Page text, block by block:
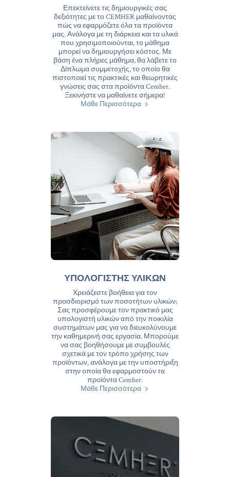
Επεκτείνετε τις δημιουργικές σας
δεξιότητες με το CEMHER μαθαίνοντας
πώς να εφαρμόζετε όλα τα προϊόντα
μας. Ανάλογα με τη διάρκεια και τα υλικά
που χρησιμοποιούνται, το μάθημα
μπορεί να δημιουργήσει κόστος. Με
βάση ένα πλήρες μάθημα, θα λάβετε το
Δίπλωμα συμμετοχής, το οποίο θα
πιστοποιεί τις πρακτικές και θεωρητικές
γνώσεις σας στα προϊόντα Cemher.
Ξεκινήστε να μαθαίνετε σήμερα!
Μάθε Περισσότερα
ΥΠΟΛΟΓΙΣΤΗΣ ΥΛΙΚΩΝ
Χρειάζεστε βοήθεια για τον
προσδιορισμό των ποσοτήτων υλικών;
Σας προσφέρουμε τον πρακτικό μας
υπολογιστή υλικών από την ποικιλία
συστημάτων μας για να διευκολύνουμε
την καθημερινή σας εργασία. Μπορούμε
να σας βοηθήσουμε με συμβουλές
σχετικά με τον τρόπο χρήσης των
προϊόντων, ανάλογα με την υποστήριξη
στην οποία θα εφαρμοστούν τα
προϊόντα Cemher.
Μάθε Περισσότερα